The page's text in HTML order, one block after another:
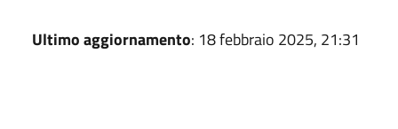
Ultimo aggiornamento: 18 febbraio 2025, 21:31